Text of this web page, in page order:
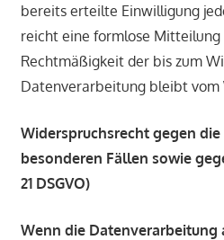
bereits erteilte Einwilligung
reicht eine formlose Mitteilung
Rechtmäßigkeit der bis zum
Datenverarbeitung bleibt vom
Widerspruchsrecht gegen
besonderen Fällen sowie
21 DSGVO)
Wenn die Datenverarbeitung